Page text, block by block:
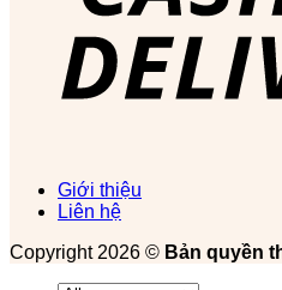
Giới thiệu
Liên hệ
Copyright 2026 © Bản quyền